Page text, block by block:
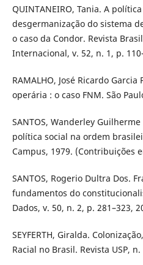
QUINTANEIRO, Tania. A
desgermanização do sistema
o caso da Condor. Revista
Internacional, v. 52, n. 1, p.
RAMALHO, José Ricardo
operária : o caso FNM. São
SANTOS, Wanderley
política social na ordem
Campus, 1979. (Contribuições
SANTOS, Rogerio Dultra Dos.
fundamentos do
Dados, v. 50, n. 2, p. 281–323,
SEYFERTH, Giralda.
Racial no Brasil. Revista USP,